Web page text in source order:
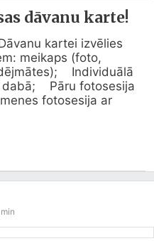
dāvanu karte!
Dāvanu kartei izvēlies
meikaps (foto,
Individuālā
Pāru fotosesija
fotosesija ar
min